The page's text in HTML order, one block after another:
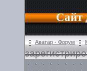
Сайт
Аватар - Форум